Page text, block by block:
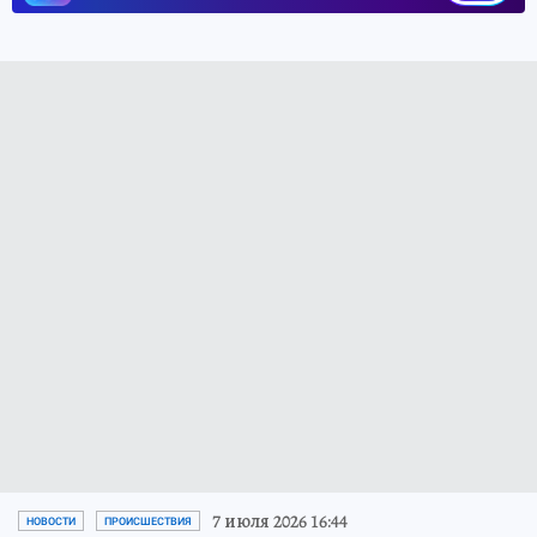
НОВОСТИ ПРОИСШЕСТВИЯ 7 июля 2026 16:44